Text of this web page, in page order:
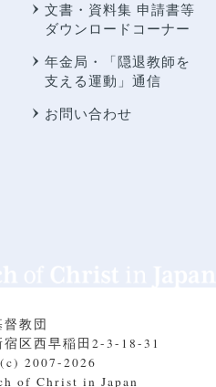
文書・資料集 申請書等
ダウンロードコーナー
年金局・
「隠退教師を
支える運動」通信
お問い合わせ
督教団
区西早稲田2-3-18-31
2007-2026
of Christ in Japan